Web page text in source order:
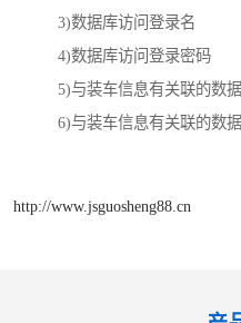
3)数据库访问登录名
4)数据库访问登录密码
5)与装车信息有关联的数
6)与装车信息有关联的数
http://www.jsguosheng88.cn